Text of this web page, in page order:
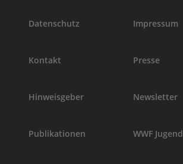
Datenschutz Impressum
Kontakt Presse
Hinweisgeber Newsletter
Publikationen WWF Jugend